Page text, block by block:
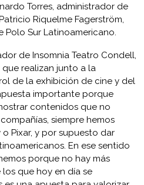
Torres, administrador de
Riquelme Fagerström,
Polo Sur Latinoamericano.
de Insomnia Teatro Condell,
realizan junto a la
de la exhibición de cine y del
importante porque
contenidos que no
siempre hemos
Pixar, y por supuesto dar
En ese sentido
porque no hay más
que hoy en día se